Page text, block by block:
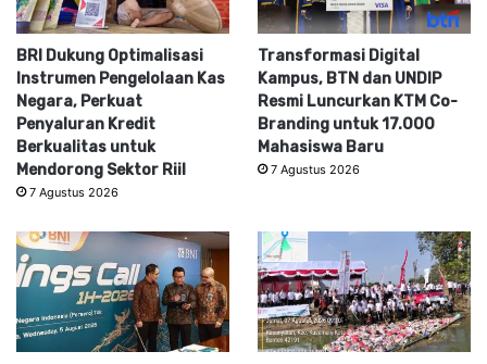
BRI Dukung Optimalisasi
Instrumen Pengelolaan Kas
Negara, Perkuat
Penyaluran Kredit
Berkualitas untuk
Mendorong Sektor Riil
7 Agustus 2026
Transformasi Digital
Kampus, BTN dan UNDIP
Resmi Luncurkan KTM Co-
Branding untuk 17.000
Mahasiswa Baru
7 Agustus 2026